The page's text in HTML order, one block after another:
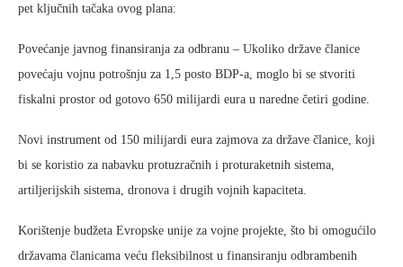
pet ključnih tačaka ovog plana:
Povećanje javnog finansiranja za odbranu – Ukoliko države članice
povećaju vojnu potrošnju za 1,5 posto BDP-a, moglo bi se stvoriti
fiskalni prostor od gotovo 650 milijardi eura u naredne četiri godine.
Novi instrument od 150 milijardi eura zajmova za države članice, koji
bi se koristio za nabavku protuzračnih i proturaketnih sistema,
artiljerijskih sistema, dronova i drugih vojnih kapaciteta.
Korištenje budžeta Evropske unije za vojne projekte, što bi omogućilo
državama članicama veću fleksibilnost u finansiranju odbrambenih